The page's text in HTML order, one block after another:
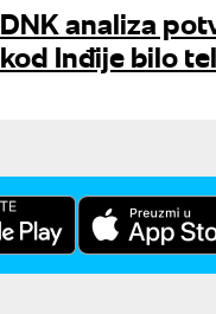
DNK analiza
kod Inđije bilo